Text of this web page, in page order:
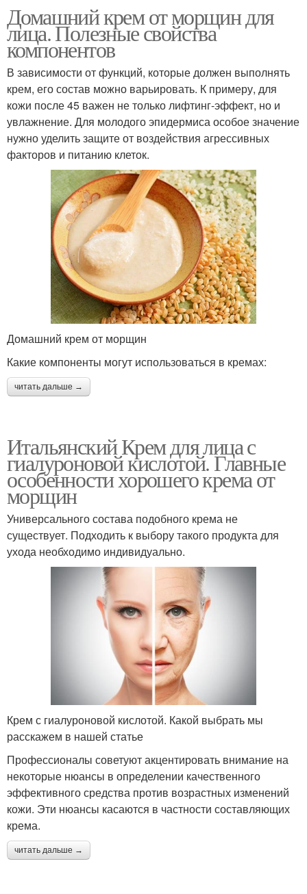
Домашний крем от морщин для
лица. Полезные свойства
компонентов
В зависимости от функций, которые должен выполнять
крем, его состав можно варьировать. К примеру, для
кожи после 45 важен не только лифтинг-эффект, но и
увлажнение. Для молодого эпидермиса особое значение
нужно уделить защите от воздействия агрессивных
факторов и питанию клеток.
Домашний крем от морщин
Какие компоненты могут использоваться в кремах:
читать дальше →
Итальянский Крем для лица с
гиалуроновой кислотой. Главные
особенности хорошего крема от
морщин
Универсального состава подобного крема не
существует. Подходить к выбору такого продукта для
ухода необходимо индивидуально.
Крем с гиалуроновой кислотой. Какой выбрать мы
расскажем в нашей статье
Профессионалы советуют акцентировать внимание на
некоторые нюансы в определении качественного
эффективного средства против возрастных изменений
кожи. Эти нюансы касаются в частности составляющих
крема.
читать дальше →